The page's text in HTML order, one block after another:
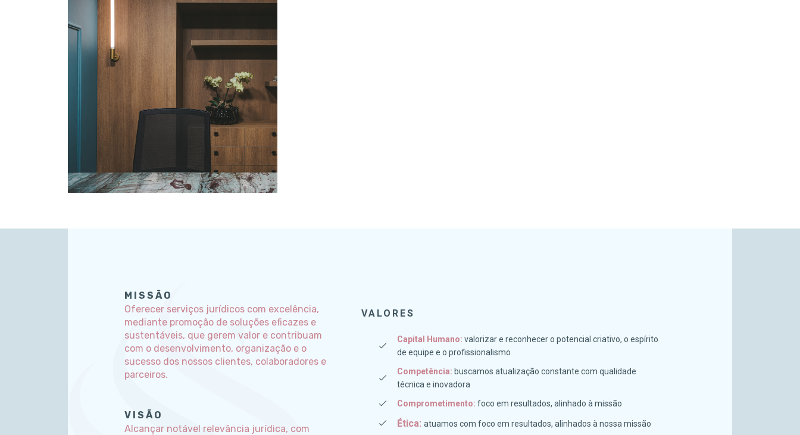
MISSÃO
Oferecer serviços jurídicos com excelência,
mediante promoção de soluções eficazes e
sustentáveis, que gerem valor e contribuam
com o desenvolvimento, organização e o
sucesso dos nossos clientes, colaboradores e
parceiros.
VISÃO
Alcançar notável relevância jurídica, com
VALORES
Capital Humano: valorizar e reconhecer o potencial criativo, o espírito
de equipe e o profissionalismo
Competência: buscamos atualização constante com qualidade
técnica e inovadora
Comprometimento: foco em resultados, alinhado à missão
Ética: atuamos com foco em resultados, alinhados à nossa missão